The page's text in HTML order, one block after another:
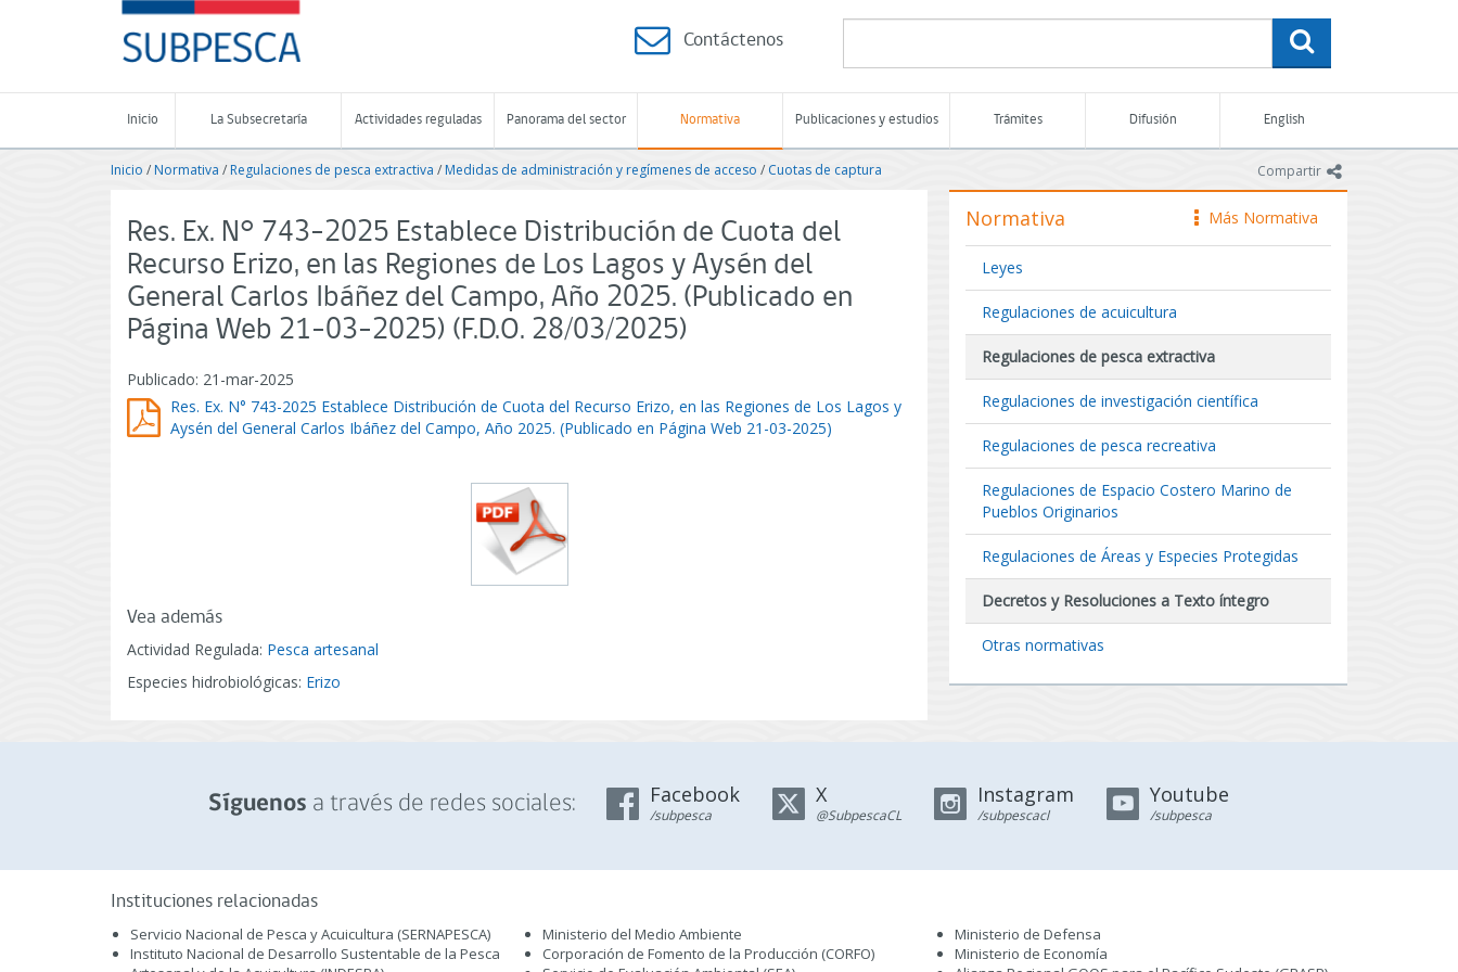
-
Subsecretaría
de
Pesca
Acuicultura
-
de
Chile
Contáctenos
Inicio La Subsecretaría Actividades reguladas Panorama del sector Normativa Publicaciones y estudios Trámites Difusión English
Compartir icono
Inicio /Normativa / Regulaciones de pesca extractiva /Medidas de administración y regímenes de acceso / Cuotas de captura
Res. Ex. N° 743-2025 Establece Distribución de Cuota del
Recurso Erizo, en las Regiones de Los Lagos y Aysén del
General Carlos Ibáñez del Campo, Año 2025. (Publicado en
Página Web 21-03-2025) (F.D.O. 28/03/2025)
Publicado: 21-mar-2025
Res. Ex. N° 743-2025 Establece Distribución de Cuota del Recurso Erizo, en las Regiones de Los Lagos y
Aysén del General Carlos Ibáñez del Campo, Año 2025. (Publicado en Página Web 21-03-2025)
Vea además
Actividad Regulada: Pesca artesanal
Especies hidrobiológicas: Erizo
icono
Más Normativa
Normativa
Leyes
Regulaciones de acuicultura
Regulaciones de pesca extractiva
Regulaciones de investigación científica
Regulaciones de pesca recreativa
Regulaciones de Espacio Costero Marino de
Pueblos Originarios
Regulaciones de Áreas y Especies Protegidas
Decretos y Resoluciones a Texto íntegro
Otras normativas
Síguenos a través de redes sociales: Facebook
/subpesca
X
@SubpescaCL
Instagram
/subpescacl
Youtube
/subpesca
Instituciones relacionadas
Servicio Nacional de Pesca y Acuicultura (SERNAPESCA)
Instituto Nacional de Desarrollo Sustentable de la Pesca
Ministerio del Medio Ambiente
Corporación de Fomento de la Producción (CORFO)
Ministerio de Defensa
Ministerio de Economía